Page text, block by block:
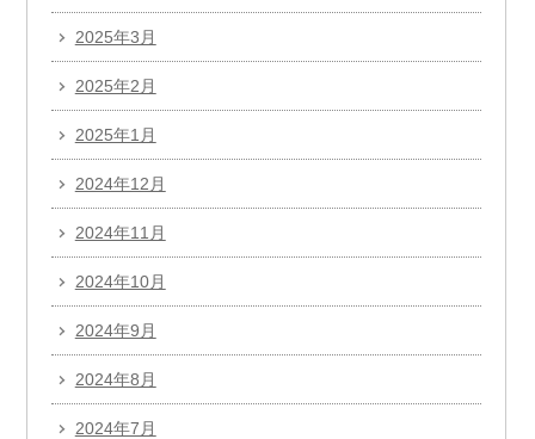
2025年3月
2025年2月
2025年1月
2024年12月
2024年11月
2024年10月
2024年9月
2024年8月
2024年7月